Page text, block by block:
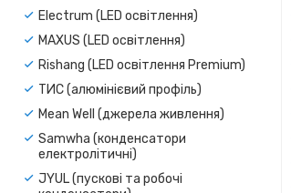
Electrum (LED освітлення)
MAXUS (LED освітлення)
Rishang (LED освітлення Premium)
ТИС (алюмінієвий профіль)
Mean Well (джерела живлення)
Samwha (конденсатори
електролітичні)
JYUL (пускові та робочі